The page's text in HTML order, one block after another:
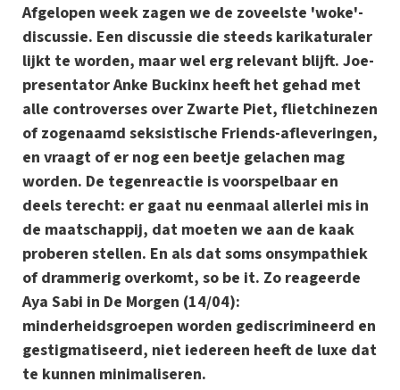
Afgelopen week zagen we de zoveelste 'woke'-
discussie. Een discussie die steeds karikaturaler
lijkt te worden, maar wel erg relevant blijft. Joe-
presentator Anke Buckinx heeft het gehad met
alle controverses over Zwarte Piet, flietchinezen
of zogenaamd seksistische Friends-afleveringen,
en vraagt of er nog een beetje gelachen mag
worden. De tegenreactie is voorspelbaar en
deels terecht: er gaat nu eenmaal allerlei mis in
de maatschappij, dat moeten we aan de kaak
proberen stellen. En als dat soms onsympathiek
of drammerig overkomt, so be it. Zo reageerde
Aya Sabi in De Morgen (14/04):
minderheidsgroepen worden gediscrimineerd en
gestigmatiseerd, niet iedereen heeft de luxe dat
te kunnen minimaliseren.